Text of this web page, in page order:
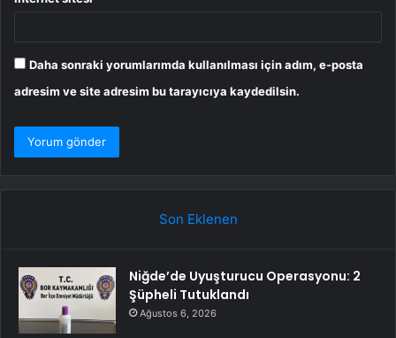
Daha sonraki yorumlarımda kullanılması için adım, e-posta
adresim ve site adresim bu tarayıcıya kaydedilsin.
Son Eklenen
Niğde’de Uyuşturucu Operasyonu: 2
Şüpheli Tutuklandı
Ağustos 6, 2026